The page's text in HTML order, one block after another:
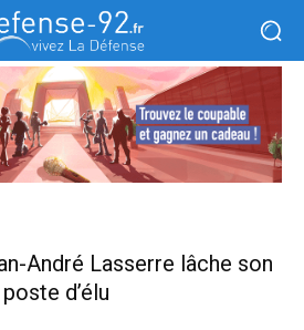
André Lasserre lâche son
poste d’élu